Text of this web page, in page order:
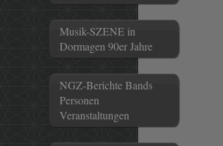
Musik-SZENE in
Dormagen 90er Jahre
NGZ-Berichte Bands
Personen
Veranstaltungen